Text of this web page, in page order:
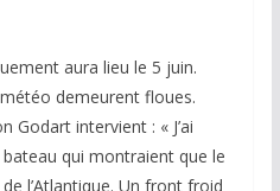
aura lieu le 5 juin.
demeurent floues.
Godart intervient : « J’ai
qui montraient que le
l’Atlantique. Un front froid